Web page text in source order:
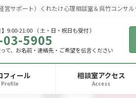
サポート）くれたけ心理相談室＆呉竹コンサル
9:00-21:00 （ 土・日・祝日も受付 ）
5905
て、お名前・連絡先・ご希望を伝言ください
フィール
Profile
相談室アクセス
Access